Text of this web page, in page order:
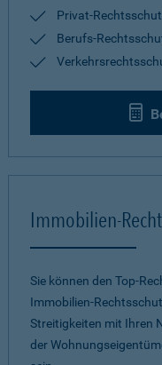
Privat-
Berufs-
Immobilien-
Sie können den Top-
Immobilien-
Streitigkeiten mit Ihren
der